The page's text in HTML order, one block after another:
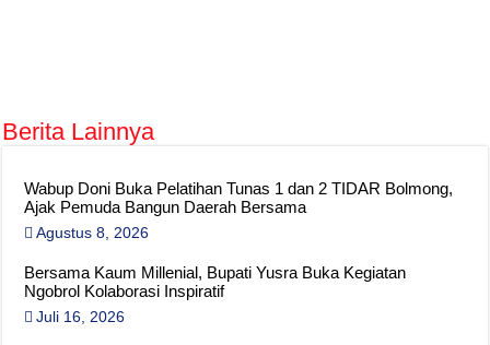
Berita Lainnya
Wabup Doni Buka Pelatihan Tunas 1 dan 2 TIDAR Bolmong,
Ajak Pemuda Bangun Daerah Bersama
Agustus 8, 2026
Bersama Kaum Millenial, Bupati Yusra Buka Kegiatan
Ngobrol Kolaborasi Inspiratif
Juli 16, 2026